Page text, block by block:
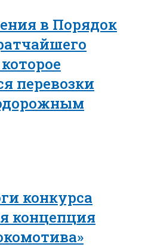
в Порядок
перевозки
конкурса
концепция